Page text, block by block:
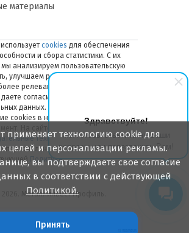
Здравствуйте!
Мы готовы ответить на Ваши
вопросы или перезвонить Вам!
материалы
cookies для обеспечения
и сбора статистики. С их
анализируем пользовательскую
улучшаем работу сайта и делаем
релевантной. Оставаясь на
согласие на обработку ваших
данных. Вы можете отключить
cookies в настройках браузера в
На сайте также применяются
технологии. Подробнее об
персональных данных — в
Политике.
Металлинвест Профиль.
применяет технологию cookie для
целей и персонализации рекламы.
вы подтверждаете свое согласие
в соответствии с действующей
Политикой.
Принять